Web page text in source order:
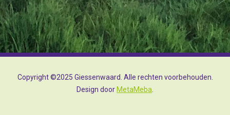
Copyright ©2025 Giessenwaard. Alle rechten voorbehouden.
Design door MetaMeba.